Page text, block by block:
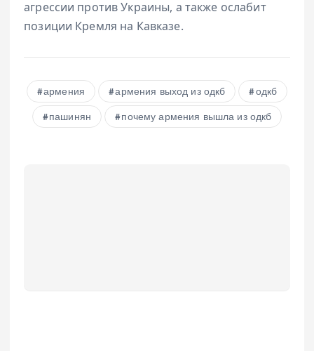
агрессии против Украины, а также ослабит
позиции Кремля на Кавказе.
армения армения выход из одкб одкб
пашинян почему армения вышла из одкб